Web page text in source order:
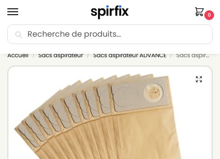
0
🚚 Livraison Point Relais offerte dès 30€ d’achat.
Accueil / Sacs aspirateur / Sacs aspirateur ADVANCE / Sacs aspirateur ADVANCE ADVAC – Lot de 10 sacs en Papier